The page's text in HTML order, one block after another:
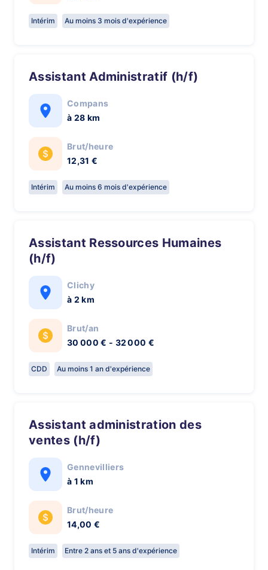
Intérim Au moins 3 mois d'expérience
Assistant Administratif (h/f)
Compans
à 28 km
Brut/heure
12,31 €
Intérim Au moins 6 mois d'expérience
Assistant Ressources Humaines
(h/f)
Clichy
à 2 km
Brut/an
30 000 € - 32 000 €
CDD Au moins 1 an d'expérience
Assistant administration des
ventes (h/f)
Gennevilliers
à 1 km
Brut/heure
14,00 €
Intérim Entre 2 ans et 5 ans d'expérience